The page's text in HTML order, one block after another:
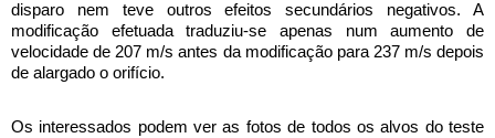
disparo nem teve outros efeitos secundários negativos. A
modificação efetuada traduziu-se apenas num aumento de
velocidade de 207 m/s antes da modificação para 237 m/s depois
de alargado o orifício.
Os interessados podem ver as fotos de todos os alvos do teste